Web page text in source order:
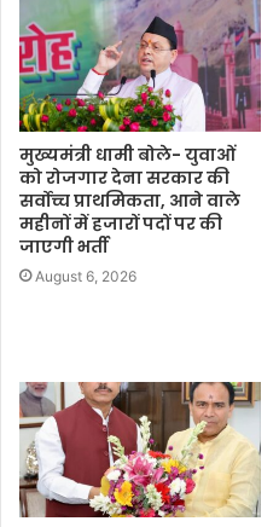
मुख्यमंत्री धामी बोले- युवाओं
को रोजगार देना सरकार की
सर्वोच्च प्राथमिकता, आने वाले
महीनों में हजारों पदों पर की
जाएगी भर्ती
August 6, 2026